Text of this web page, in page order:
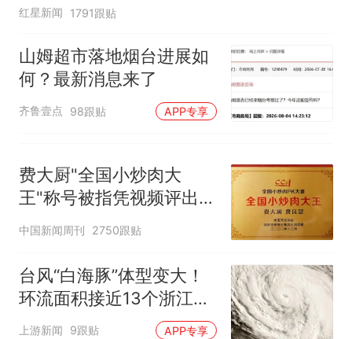
红星新闻 1791跟贴
山姆超市落地烟台进展如
何？最新消息来了
齐鲁壹点 98跟贴 APP专享
费大厨"全国小炒肉大
王"称号被指凭视频评出
官方回应
中国新闻周刊 2750跟贴
台风“白海豚”体型变大！
环流面积接近13个浙江那
么大
上游新闻 9跟贴 APP专享